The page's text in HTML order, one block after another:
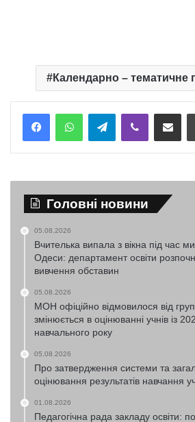
Календарно – тематичне
TelegramViber Надіслати
Головні новини
05.08.2026
Вчителька випала з вікна під час
Одеси: департамент освіти
вивчення обставин
05.08.2026
МОН офіційно відмовилося від
змінюється в оцінюванні учнів із
навчального року
05.08.2026
Про затвердження системи та
оцінювання результатів навчання
01.08.2026
Педагогічна рада закладу освіти: